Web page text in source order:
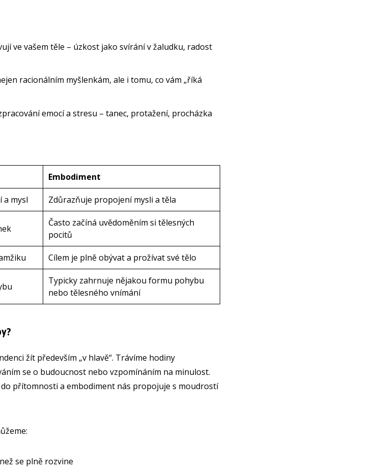
ve vašem těle – úzkost jako svírání v žaludku, radost
racionálním myšlenkám, ale i tomu, co vám „říká
emocí a stresu – tanec, protažení, procházka
Embodiment
a mysl Zdůrazňuje propojení mysli a těla
Často začíná uvědoměním si tělesných
pocitů
Cílem je plně obývat a prožívat své tělo
Typicky zahrnuje nějakou formu pohybu
nebo tělesného vnímání
žít především „v hlavě“. Trávíme hodiny
se o budoucnost nebo vzpomínáním na minulost.
přítomnosti a embodiment nás propojuje s moudrostí
se plně rozvine